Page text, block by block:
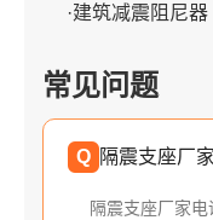
·建筑减震阻尼器
常见问题
Q 隔震支座厂
隔震支座厂家